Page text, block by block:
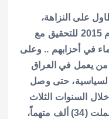
على النزاهة،
كانت لديه القدرة والشجاعة في عام 2015 للتحقيق مع
في أحزابهم .. وعلى
من يعمل في العراق
السياسية، حتى وصل
السنوات الثلاث
المنصرمة إلى أكثر من (29) ألفاً، شملت (34) ألف متهماً،